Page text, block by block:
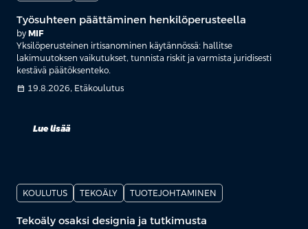
Työsuhteen päättäminen henkilöperusteella
by MIF
Yksilöperusteinen irtisanominen käytännössä: hallitse
lakimuutoksen vaikutukset, tunnista riskit ja varmista juridisesti
kestävä päätöksenteko.
calendar_month 19.8.2026, Etäkoulutus
Lue lisää
KOULUTUS TEKOÄLY TUOTEJOHTAMINEN
Tekoäly osaksi designia ja tutkimusta